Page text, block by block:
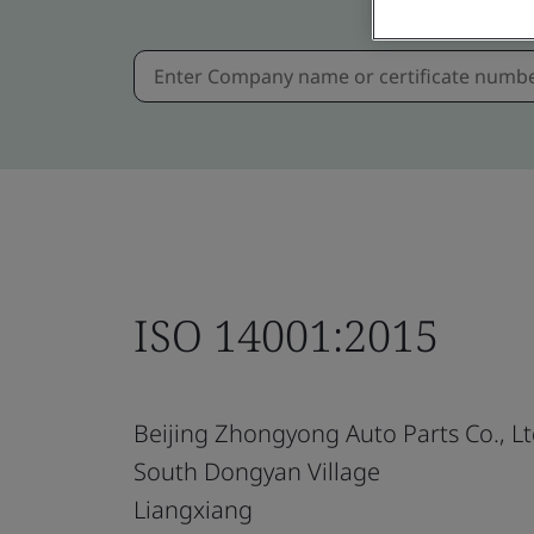
ISO 14001:2015
Beijing Zhongyong Auto Parts Co.,
South Dongyan Village
Liangxiang